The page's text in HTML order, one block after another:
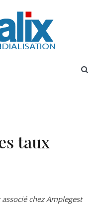
taux
chez Amplegest